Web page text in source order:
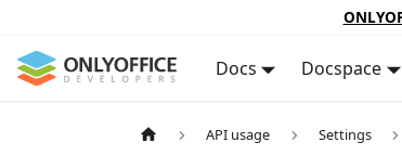
Docs Docspace
API usage Settings